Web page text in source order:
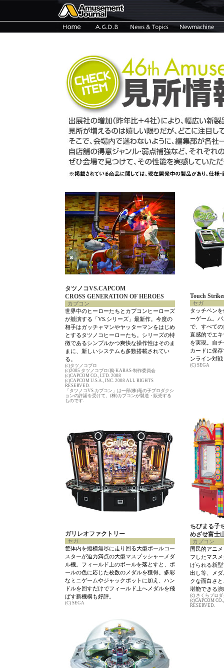
タツノコVS.CAPCOM
CROSS GENERATION OF HEROES
カプコン
世界中のヒーローたちとカプコンヒーローズ
が競演する「VS.シリーズ」最新作。今度の
相手はガッチャマンやヤッターマンをはじめ
とするタツノコヒーローたち。シリーズの特
徴であるシンプルかつ爽快な操作性はそのま
まに、新しいシステムも多数搭載されてい
る。
(c)タツノコプロ
(c)2005 タツノコプロ/鴉-KARAS-制作委員会
(c)CAPCOM CO., LTD. 2008
(c)CAPCOM U.S.A., INC. 2008 ALL RIGHTS
RESERVED.
「タツノコVS.カプコン」は一部(株)竜の子プロダクシ
ョンの許諾を受けて、(株)カプコンが製造・販売する
ものです.
Touch
セガ
タッチペン
ーゲーム。
で、すべて
直感的でエ
を実現。自
カードに保
ンライン対
(C) SEGA
ガリレオファクトリー
セガ
筐体内を縦横無尽に走り回る大型ボールコー
スターが迫力満点の大型マスプッシャーメダ
ル機。フィールド上のボールを落とすと、ボ
ールの色に応じた枚数のメダルを獲得。多彩
なミニゲームやジャックポットに加え、ハン
ドルを回すだけでフィールド上へメダルを飛
ばす新機構も好評。
(C) SEGA
ちびまる子
めざせ富士
カプコン
国民的アニ
フしたマス
げられる新
出し等、メ
クな面白さ
堪能できる
(c) さくらプロ
(c)CAPCOM
RESERVED.